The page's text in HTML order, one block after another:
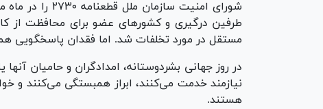
طرفین درگیری و کشور‌های عضو برای محافظت از
مستقل در مورد تخلفات شد. اما فقدان پاسخگویی
در روز جهانی بشردوستانه، امدادگران و حامیان
نیازمند خدمت می‌کنند، ابراز همبستگی می‌کنند و
هستند.